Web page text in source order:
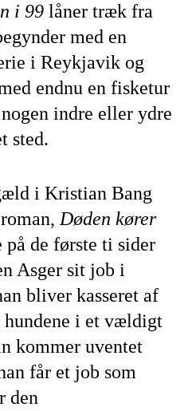
i 99 låner træk fra
med en
i Reykjavik og
endnu en fisketur
indre eller ydre
sted.
i Kristian Bang
Døden kører
på de første ti sider
Asger sit job i
bliver kasseret af
hundene i et vældigt
kommer uventet
får et job som
den